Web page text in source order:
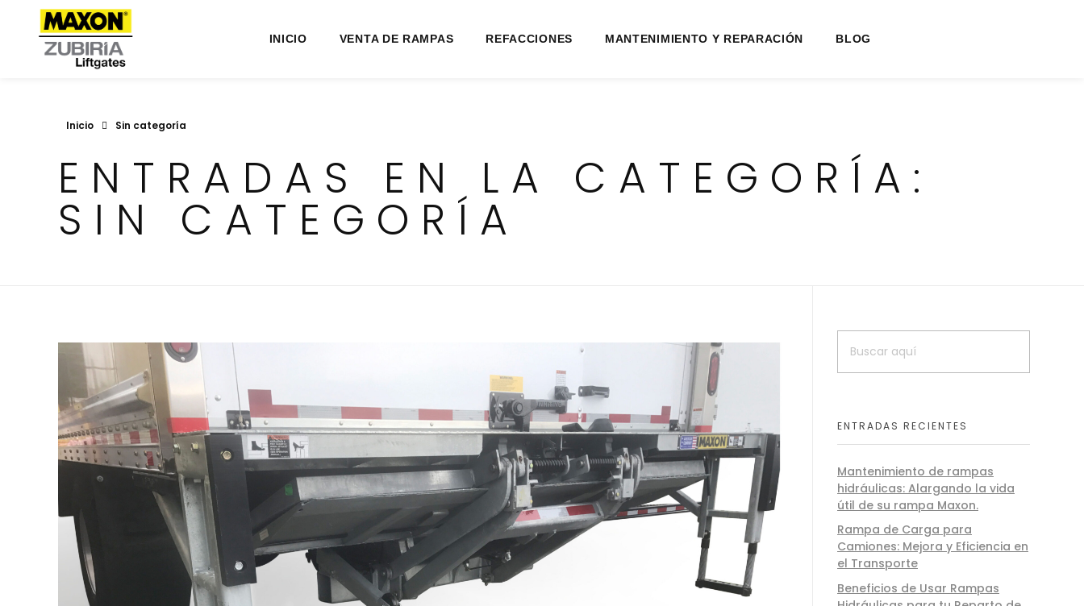
INICIO VENTA DE RAMPAS REFACCIONES MANTENIMIENTO Y REPARACIÓN BLOG
Inicio Sin categoría
ENTRADAS EN LA CATEGORÍA:
SIN CATEGORÍA
ENTRADAS RECIENTES
Mantenimiento de rampas
hidráulicas: Alargando la vida
útil de su rampa Maxon.
Rampa de Carga para
Camiones: Mejora y Eficiencia en
el Transporte
Beneficios de Usar Rampas